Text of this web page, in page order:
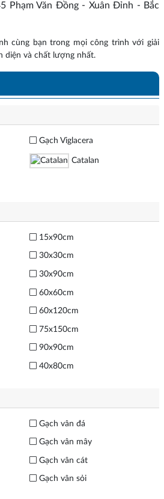
Phạm Văn Đồng - Xuân Đỉnh - Bắc
cùng bạn trong mọi công trình với giải
diện và chất lượng nhất.
Gạch Viglacera
Catalan
15x90cm
30x30cm
30x90cm
60x60cm
60x120cm
75x150cm
90x90cm
40x80cm
Gạch vân đá
Gạch vân mây
Gạch vân cát
Gạch vân sỏi